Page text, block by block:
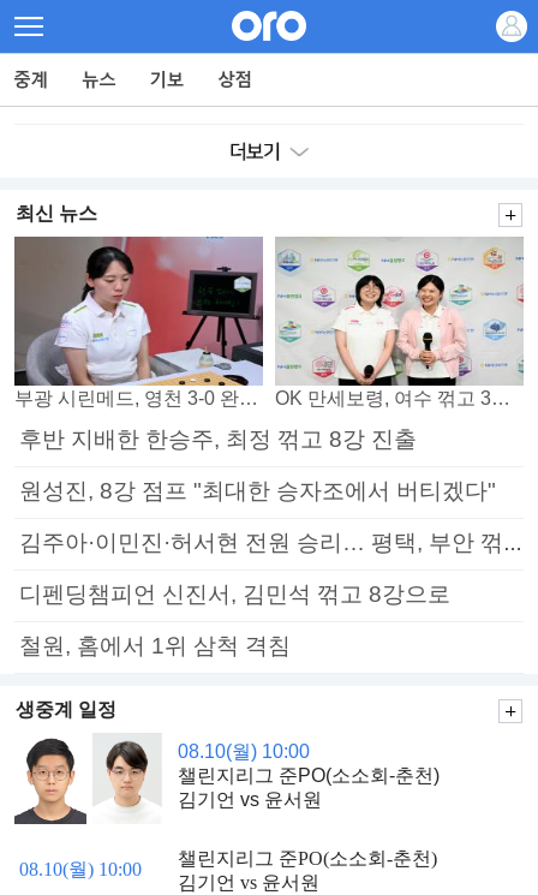
최신 뉴스
부광 시린메드, 영천 3-0 완파하며 4연패 탈출 OK 만세보령, 여수 꺾고 3연패 탈출
후반 지배한 한승주, 최정 꺾고 8강 진출
원성진, 8강 점프 "최대한 승자조에서 버티겠다"
김주아·이민진·허서현 전원 승리… 평택, 부안 꺾고 5연승
디펜딩챔피언 신진서, 김민석 꺾고 8강으로
철원, 홈에서 1위 삼척 격침
생중계 일정
08.10(월) 10:00
챌린지리그 준PO(소소회-춘천)
김기언 vs 윤서원
08.10(월) 10:00
챌린지리그 준PO(소소회-춘천)
김기언 vs 윤서원